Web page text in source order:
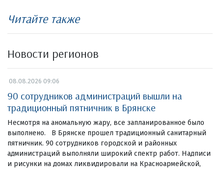
Читайте также
Новости регионов
08.08.2026 09:06
90 сотрудников администраций вышли на
традиционный пятничник в Брянске
Несмотря на аномальную жару, все запланированное было
выполнено. В Брянске прошел традиционный санитарный
пятничник. 90 сотрудников городской и районных
администраций выполняли широкий спектр работ. Надписи
и рисунки на домах ликвидировали на Красноармейской,